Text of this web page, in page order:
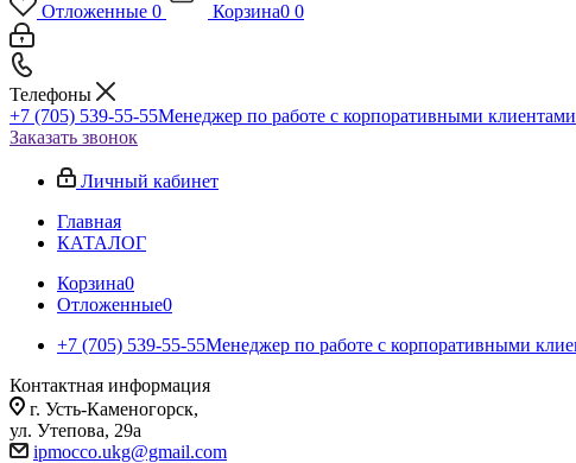
Отложенные 0 Корзина0 0
Телефоны
+7 (705) 539-55-55Менеджер по работе с корпоративными клиентами
Заказать звонок
Личный кабинет
Главная
КАТАЛОГ
Корзина0
Отложенные0
+7 (705) 539-55-55Менеджер по работе с корпоративными
Контактная информация
г. Усть-Каменогорск,
ул. Утепова, 29а
ipmocco.ukg@gmail.com